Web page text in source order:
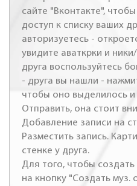
сайте "Вконтакте",
доступ к списку ваших
авторизуетесь -
увидите аваткрки и
друга воспользуйтесь
- друга вы нашли -
чтобы оно выделилось
Отправить, она стоит
Добавление записи на
Разместить запись.
стенке у друга.
Для того, чтобы
на кнопку "Создать муз.